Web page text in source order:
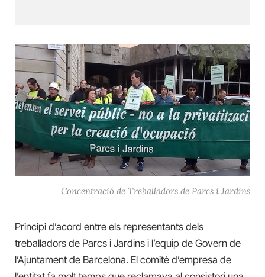
Concentració de Treballadors de Parcs i Jardins
Principi d’acord entre els representants dels
treballadors de Parcs i Jardins i l’equip de Govern de
l’Ajuntament de Barcelona. El comitè d’empresa de